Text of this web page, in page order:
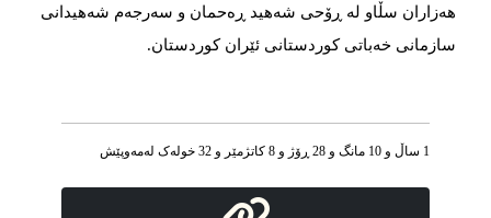
هەزاران سڵاو لە ڕۆحی شەهید ڕەحمان و سەرجەم شەهیدانی
سازمانی خەباتی كوردستانی ئێران کوردستان.
1 ساڵ و 10 مانگ و 28 ڕۆژ و 8 کاتژمێر و 32 خوله‌ک له‌مه‌وپێش‌